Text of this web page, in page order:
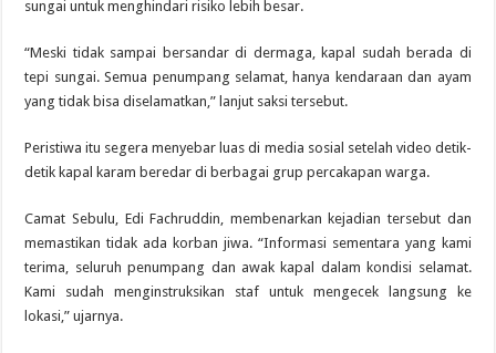
sungai untuk menghindari risiko lebih besar.
“Meski tidak sampai bersandar di dermaga, kapal sudah berada di
tepi sungai. Semua penumpang selamat, hanya kendaraan dan ayam
yang tidak bisa diselamatkan,” lanjut saksi tersebut.
Peristiwa itu segera menyebar luas di media sosial setelah video detik-
detik kapal karam beredar di berbagai grup percakapan warga.
Camat Sebulu, Edi Fachruddin, membenarkan kejadian tersebut dan
memastikan tidak ada korban jiwa. “Informasi sementara yang kami
terima, seluruh penumpang dan awak kapal dalam kondisi selamat.
Kami sudah menginstruksikan staf untuk mengecek langsung ke
lokasi,” ujarnya.